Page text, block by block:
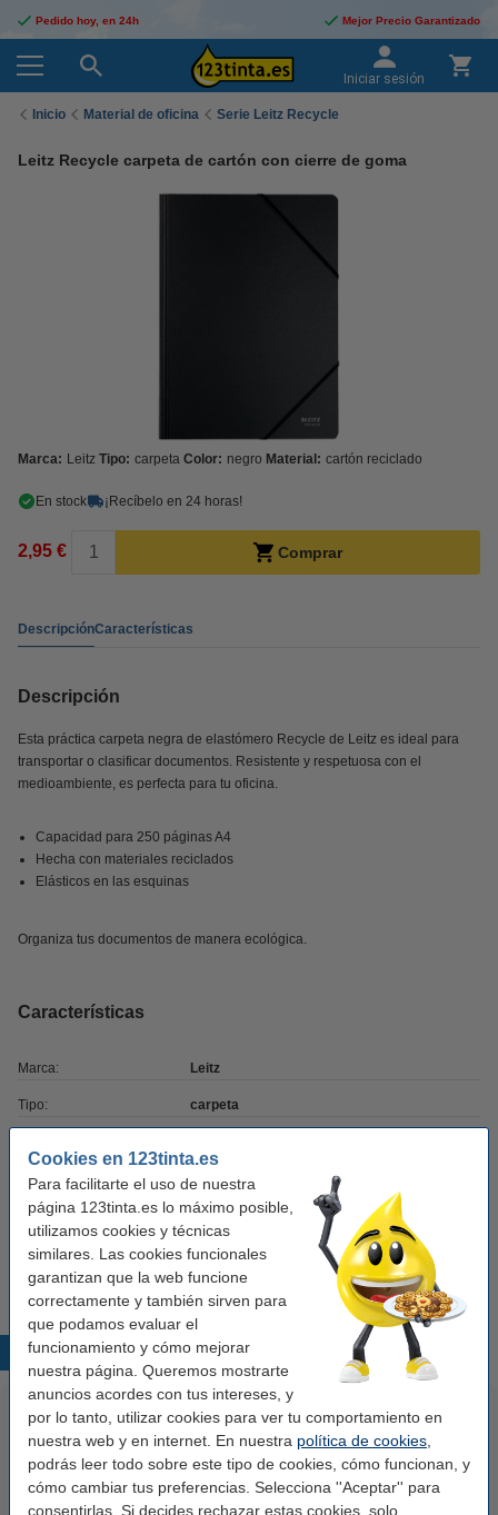
Cookies en 123tinta.es
Para facilitarte el uso de nuestra
página 123tinta.es lo máximo posible,
utilizamos cookies y técnicas
similares. Las cookies funcionales
garantizan que la web funcione
correctamente y también sirven para
que podamos evaluar el
funcionamiento y cómo mejorar
nuestra página. Queremos mostrarte
anuncios acordes con tus intereses, y
por lo tanto, utilizar cookies para ver tu comportamiento en
nuestra web y en internet. En nuestra política de cookies
podrás leer todo sobre este tipo de cookies, cómo funcionan, y
cómo cambiar tus preferencias. Selecciona ''Aceptar'' para
consentirlas. Si decides rechazar estas cookies, solo
Pedido hoy, en 24h Mejor Precio Garantizado
Iniciar sesión
Inicio Material de oficina Serie Leitz Recycle
Leitz Recycle carpeta de cartón con cierre de goma
Marca: Leitz Tipo: carpeta Color: negro Material: cartón reciclado
En stock ¡Recíbelo en 24 horas!
2,95 € Comprar
DescripciónCaracterísticas
Descripción
Esta práctica carpeta negra de elastómero Recycle de Leitz es ideal para
transportar o clasificar documentos. Resistente y respetuosa con el
medioambiente, es perfecta para tu oficina.
Capacidad para 250 páginas A4
Hecha con materiales reciclados
Elásticos en las esquinas
Organiza tus documentos de manera ecológica.
Características
Marca: Leitz
Tipo: carpeta
Material: cartón reciclado
Tamaño papel: A4
Capacidad: 250 hojas
Productos destacados